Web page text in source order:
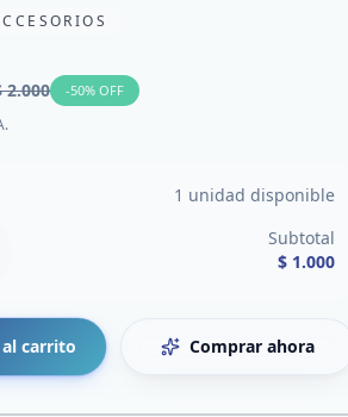
2.000 -50% OFF
1 unidad disponible
Subtotal
$ 1.000
carrito Comprar ahora